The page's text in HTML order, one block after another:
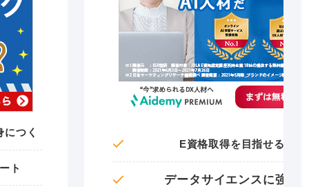
つく
ト
E資格取得を目指せる
データサイエンスに強い